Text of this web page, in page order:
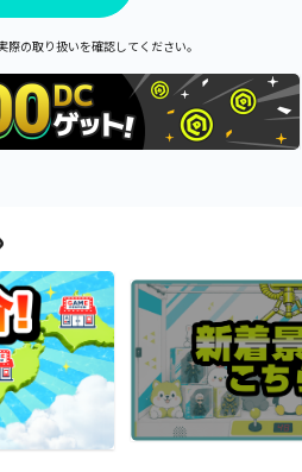
の取り扱いを確認してください。